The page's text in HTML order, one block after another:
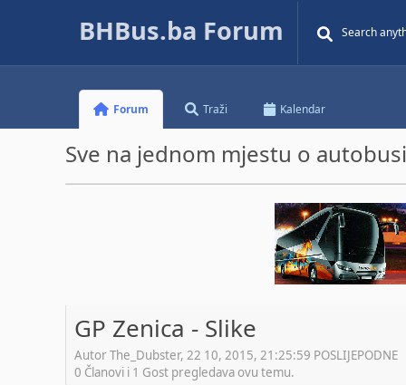
BHBus.ba Forum
Forum Traži Kalendar
Sve na jednom mjestu o
GP Zenica - Slike
Autor The_Dubster, 22 10, 2015, 21:25:59 POSLIJEPODNE
0 Članovi i 1 Gost pregledava ovu temu.